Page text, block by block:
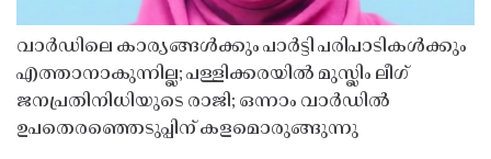
വാർഡിലെ കാര്യങ്ങൾക്കും പാർട്ടി പരിപാടികൾക്കും
എത്താനാകുന്നില്ല; പള്ളിക്കരയിൽ മുസ്ലിം ലീഗ്
ജനപ്രതിനിധിയുടെ രാജി; ഒന്നാം വാർഡിൽ
ഉപതെരഞ്ഞെടുപ്പിന് കളമൊരുങ്ങുന്നു